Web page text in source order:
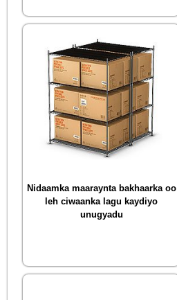
Nidaamka maaraynta bakhaarka oo
leh ciwaanka lagu kaydiyo
unugyadu